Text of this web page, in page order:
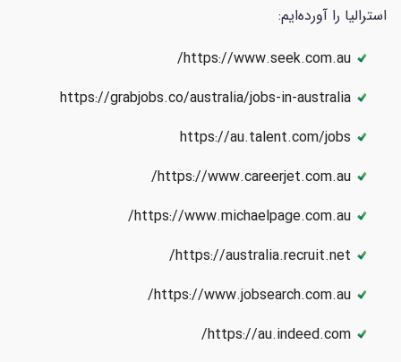
استرالیا را آورده‌ایم:
https://www.seek.com.au/
https://grabjobs.co/australia/jobs-in-australia
https://au.talent.com/jobs
https://www.careerjet.com.au/
https://www.michaelpage.com.au/
https://australia.recruit.net/
https://www.jobsearch.com.au/
https://au.indeed.com/